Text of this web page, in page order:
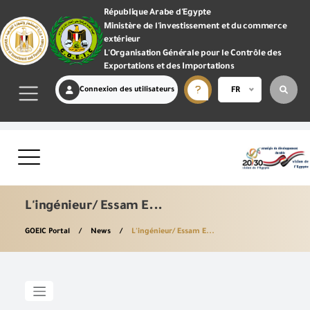
République Arabe d'Egypte
Ministère de l'investissement et du commerce
extérieur
L'Organisation Générale pour le Contrôle des
Exportations et des Importations
Connexion des utilisateurs FR
L'ingénieur/ Essam E...
GOEIC Portal News L'ingénieur/ Essam E...